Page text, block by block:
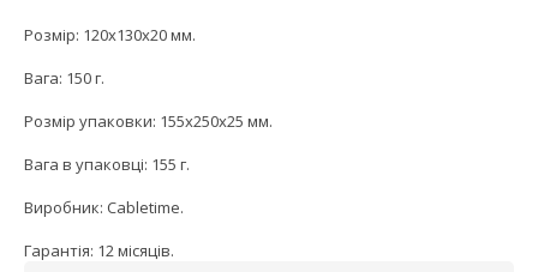
Розмір: 120x130x20 мм.
Вага: 150 г.
Розмір упаковки: 155x250x25 мм.
Вага в упаковці: 155 г.
Виробник: Cabletime.
Гарантія: 12 місяців.